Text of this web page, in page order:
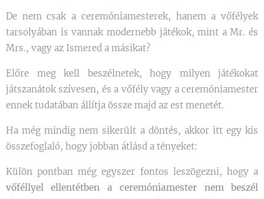
De nem csak a ceremóniamesterek, hanem a vőfélyek
tarsolyában is vannak modernebb játékok, mint a Mr. és
Mrs., vagy az Ismered a másikat?
Előre meg kell beszélnetek, hogy milyen játékokat
játszanátok szívesen, és a vőfély vagy a ceremóniamester
ennek tudatában állítja össze majd az est menetét.
Ha még mindig nem sikerült a döntés, akkor itt egy kis
összefoglaló, hogy jobban átlásd a tényeket:
Külön pontban még egyszer fontos leszögezni, hogy a
vőféllyel ellentétben a ceremóniamester nem beszél